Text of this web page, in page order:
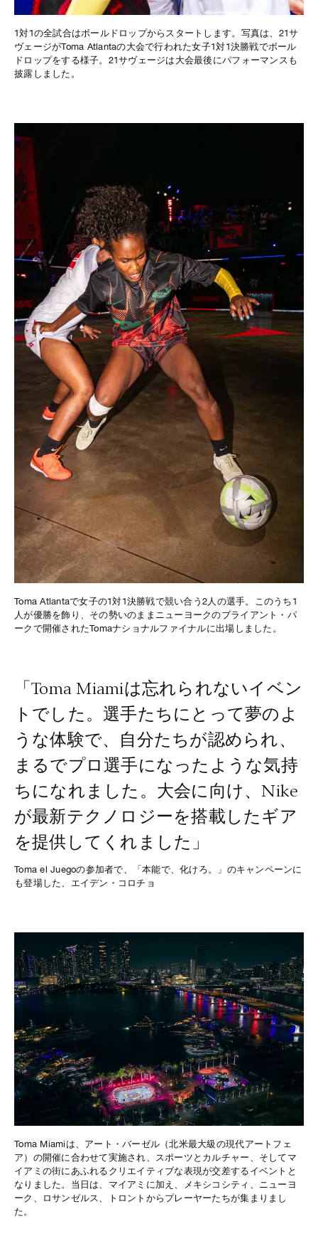
1対1の全試合はボールドロップからスタートします。写真は、21サ
ヴェージがToma Atlantaの大会で行われた女子1対1決勝戦でボール
ドロップをする様子。21サヴェージは大会最後にパフォーマンスも
披露しました。
Toma Atlantaで女子の1対1決勝戦で競い合う2人の選手。このうち1
人が優勝を飾り、その勢いのままニューヨークのブライアント・パ
ークで開催されたTomaナショナルファイナルに出場しました。
「Toma Miamiは忘れられないイベン
トでした。選手たちにとって夢のよ
うな体験で、自分たちが認められ、
まるでプロ選手になったような気持
ちになれました。大会に向け、Nike
が最新テクノロジーを搭載したギア
を提供してくれました」
Toma el Juegoの参加者で、「本能で、化けろ。」のキャンペーンに
も登場した、エイデン・コロチョ
Toma Miamiは、アート・バーゼル（北米最大級の現代アートフェ
ア）の開催に合わせて実施され、スポーツとカルチャー、そしてマ
イアミの街にあふれるクリエイティブな表現が交差するイベントと
なりました。当日は、マイアミに加え、メキシコシティ、ニューヨ
ーク、ロサンゼルス、トロントからプレーヤーたちが集まりまし
た。